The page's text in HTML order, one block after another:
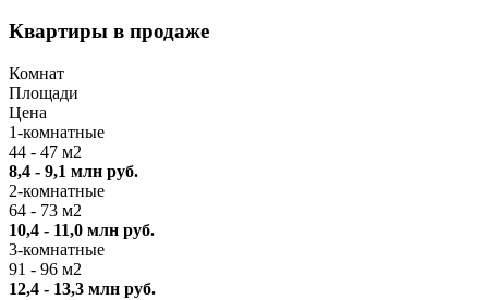
Квартиры в продаже
Комнат
Площади
Цена
1-комнатные
44 - 47 м2
8,4 - 9,1 млн руб.
2-комнатные
64 - 73 м2
10,4 - 11,0 млн руб.
3-комнатные
91 - 96 м2
12,4 - 13,3 млн руб.